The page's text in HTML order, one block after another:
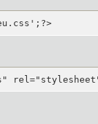
5px;
helvetica,